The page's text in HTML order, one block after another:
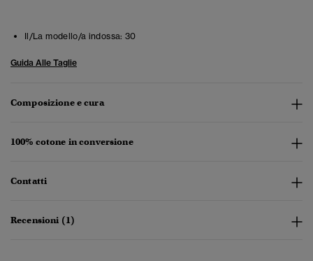
Il/La modello/a indossa: 30
Guida Alle Taglie
Composizione e cura
100% cotone in conversione
Contatti
Recensioni (1)